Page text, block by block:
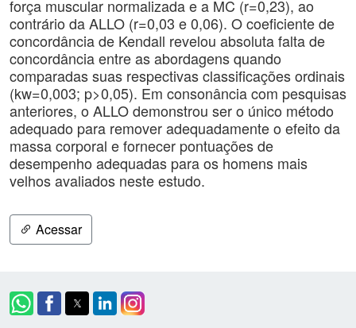
força muscular normalizada e a MC (r=0,23), ao
contrário da ALLO (r=0,03 e 0,06). O coeficiente de
concordância de Kendall revelou absoluta falta de
concordância entre as abordagens quando
comparadas suas respectivas classificações ordinais
(kw=0,003; p>0,05). Em consonância com pesquisas
anteriores, o ALLO demonstrou ser o único método
adequado para remover adequadamente o efeito da
massa corporal e fornecer pontuações de
desempenho adequadas para os homens mais
velhos avaliados neste estudo.
Acessar